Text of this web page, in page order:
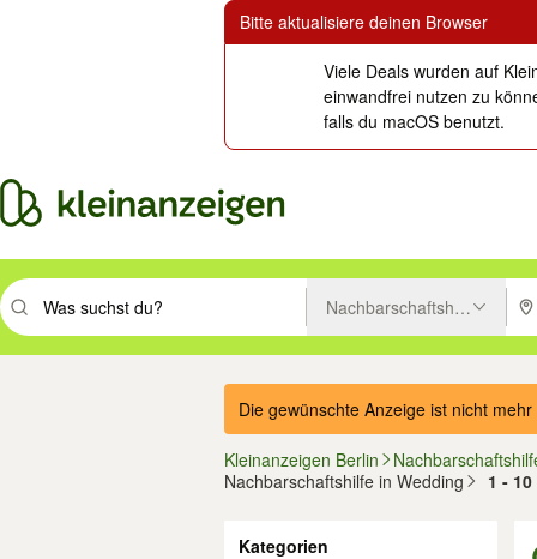
Bitte aktualisiere deinen Browser
Viele Deals wurden auf
einwandfrei nutzen zu
falls du macOS benutzt.
Suchbegriff eingeben. Eingabetaste drücken um zu suchen, oder
Nachbarschaftshilfe
Die gewünschte Anzeige ist nicht
Kleinanzeigen Berlin
Nachbarschaftshilfe in Wedding
1 -
Kategorien